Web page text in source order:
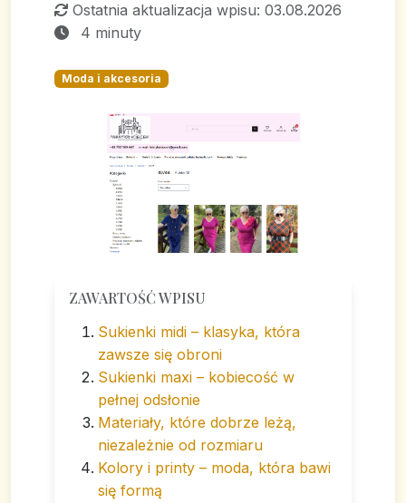
Ostatnia aktualizacja wpisu: 03.08.2026
4 minuty
Moda i akcesoria
ZAWARTOŚĆ WPISU
Sukienki midi – klasyka, która
zawsze się obroni
Sukienki maxi – kobiecość w
pełnej odsłonie
Materiały, które dobrze leżą,
niezależnie od rozmiaru
Kolory i printy – moda, która bawi
się formą